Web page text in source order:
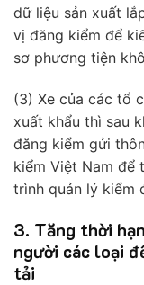
dữ liệu sản xuất
vị đăng kiểm để
sơ phương tiện
(3) Xe của các tổ
xuất khẩu thì sau
đăng kiểm gửi
kiểm Việt Nam để
trình quản lý kiểm
3. Tăng thời
người các loại
tải